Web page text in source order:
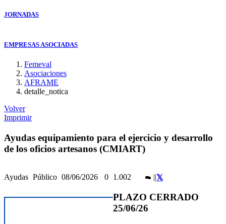
JORNADAS
EMPRESAS ASOCIADAS
Femeval
Asociaciones
AFRAME
detalle_notica
Volver
Imprimir
Ayudas equipamiento para el ejercicio y desarrollo
de los oficios artesanos (CMIART)
Ayudas Público 08/06/2026 0 1.002
PLAZO CERRADO
25/06/26